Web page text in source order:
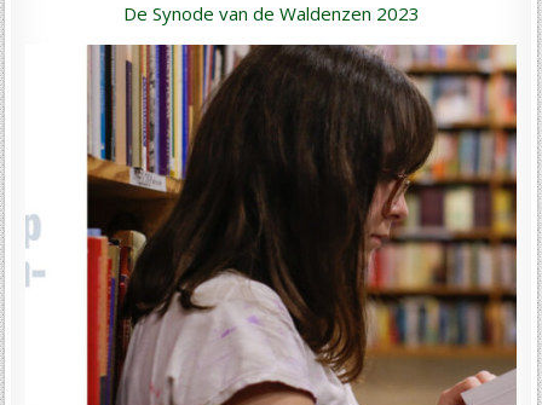
De Synode van de Waldenzen 2023